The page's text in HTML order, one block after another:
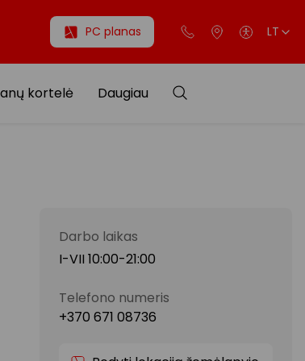
PC planas LT
kortelė Daugiau
Darbo laikas
I-VII 10:00-21:00
Telefono numeris
+370 671 08736